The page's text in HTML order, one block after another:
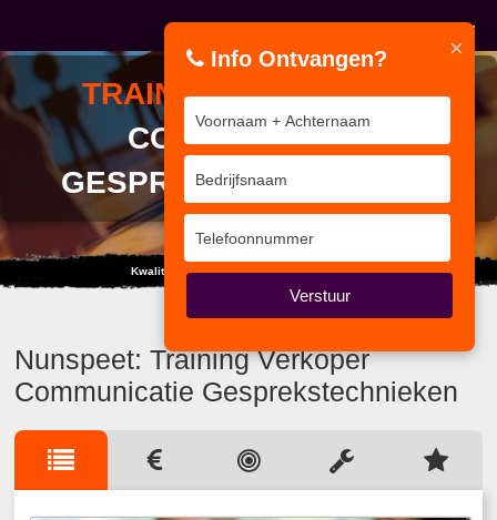
TRAININGVERKOPER
COMMUNICATIE
GESPREKSTECHNIEKEN
Kwaliteit van Interne Auditor tot Coördinator
Nunspeet: Training Verkoper
Communicatie Gesprekstechnieken
×
Info Ontvangen?
Verstuur